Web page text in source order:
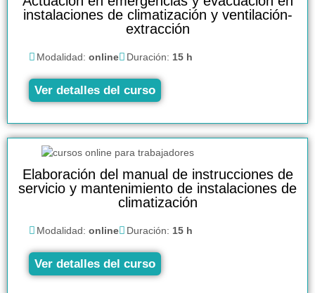
instalaciones de climatización y ventilación-
extracción
Modalidad: online Duración: 15 h
Ver detalles del curso
Elaboración del manual de instrucciones de
servicio y mantenimiento de instalaciones de
climatización
Modalidad: online Duración: 15 h
Ver detalles del curso